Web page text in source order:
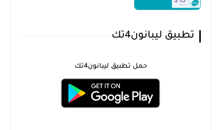
تطبيق ليبانون4تك
حمل تطبيق ليبانون4تك